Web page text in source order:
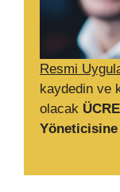
Resmi
kaydedin ve
olacak
Yöneticisine